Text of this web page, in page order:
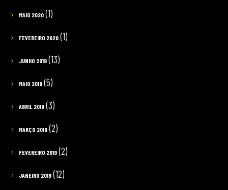
MAIO 2020(1)
FEVEREIRO 2020(1)
JUNHO 2019(13)
MAIO 2019(5)
ABRIL 2019(3)
MARÇO 2019(2)
FEVEREIRO 2019(2)
JANEIRO 2019(12)